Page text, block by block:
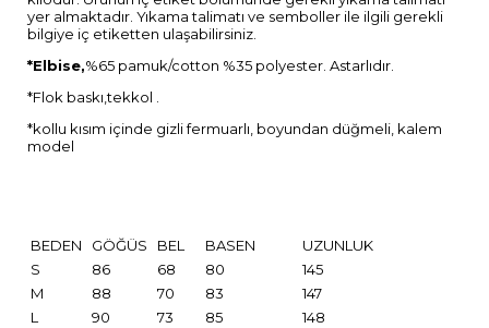
yer almaktadır. Yıkama talimatı ve semboller ile ilgili gerekli
bilgiye iç etiketten ulaşabilirsiniz.
*Elbise,%65 pamuk/cotton %35 polyester. Astarlıdır.
*Flok baskı,tekkol .
*kollu kısım içinde gizli fermuarlı, boyundan düğmeli, kalem
model
BEDEN GÖĞÜS BEL BASEN
UZUNLUK
S
86 68 80
145
M
88 70 83
147
L
90 73 85
148